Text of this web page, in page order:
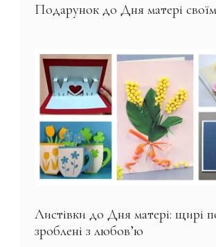
Подарунок до Дня матері
Листівки до Дня матері: щирі
зроблені з любов’ю